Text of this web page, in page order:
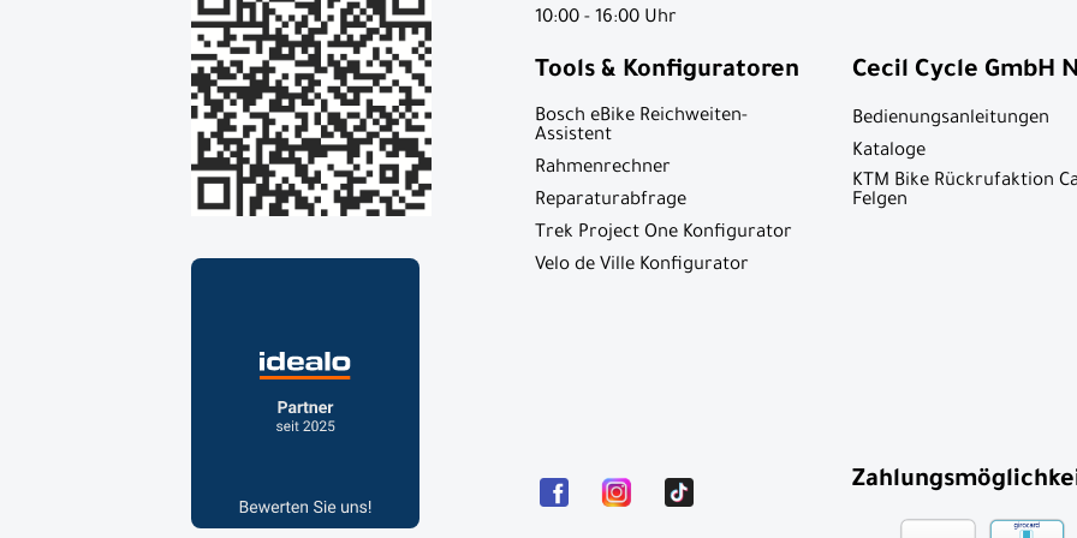
10:00 - 16:00 Uhr
Tools & Konfiguratoren
Bosch eBike Reichweiten-
Assistent
Rahmenrechner
Reparaturabfrage
Trek Project One Konfigurator
Velo de Ville Konfigurator
Cecil Cycle GmbH
Bedienungsanleitungen
Kataloge
KTM Bike Rückrufaktion
Felgen